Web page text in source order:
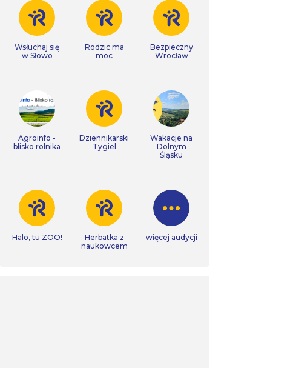
Wsłuchaj się
w Słowo
Rodzic ma
moc
Bezpieczny
Wrocław
Agroinfo -
blisko rolnika
Dziennikarski
Tygiel
Wakacje na
Dolnym
Śląsku
Halo, tu ZOO!
Herbatka z
naukowcem
więcej audycji